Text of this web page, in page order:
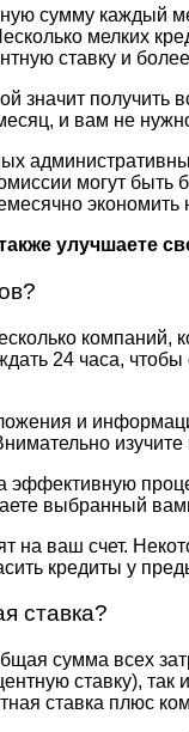
сумму каждый
мелких
ставку и
значит получить
и вам не
могут
улучшаете
компаний,
24 часа,
и
выбранный
на ваш счет.
кредиты у
ставка?
сумма всех
ставку),
ставка плюс